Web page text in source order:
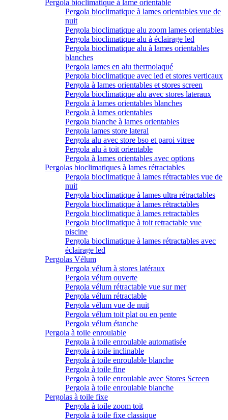
Pergola bioclimatique à lame orientable
Pergola bioclimatique à lames orientables vue de
nuit
Pergola bioclimatique alu zoom lames orientables
Pergola bioclimatique alu à éclairage led
Pergola bioclimatique alu à lames orientables
blanches
Pergola lames en alu thermolaqué
Pergola bioclimatique avec led et stores verticaux
Pergola à lames orientables et stores screen
Pergola bioclimatique alu avec stores lateraux
Pergola à lames orientables blanches
Pergola à lames orientables
Pergola blanche à lames orientables
Pergola lames store lateral
Pergola alu avec store bso et paroi vitree
Pergola alu à toit orientable
Pergola à lames orientables avec options
Pergolas bioclimatiques à lames rétractables
Pergola bioclimatique à lames rétractables vue de
nuit
Pergola bioclimatique à lames ultra rétractables
Pergola bioclimatique à lames rétractables
Pergola bioclimatique à lames retractables
Pergola bioclimatique à toit retractable vue
piscine
Pergola bioclimatique à lames rétractables avec
éclairage led
Pergolas Vélum
Pergola vélum à stores latéraux
Pergola vélum ouverte
Pergola vélum rétractable vue sur mer
Pergola vélum rétractable
Pergola vélum vue de nuit
Pergola vélum toit plat ou en pente
Pergola vélum étanche
Pergola à toile enroulable
Pergola à toile enroulable automatisée
Pergola à toile inclinable
Pergola à toile enroulable blanche
Pergola à toile fine
Pergola à toile enroulable avec Stores Screen
Pergola à toile enroulable blanche
Pergolas à toile fixe
Pergola à toile zoom toit
Pergola à toile fixe classique